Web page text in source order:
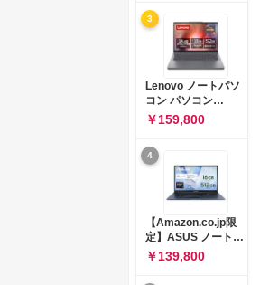
型/Core
i5/16GB/SSD
512GB/ホワイト)
FMVWK3E15W_AZ
3
Lenovo ノートパソ
コン パソコン
IdeaPad Slim 3 14.0
インチ AMD
Ryzen™ 5 8640HS
メモリ16GB
SSD512GB
Microsoft 365 試用
版 Windows11 バッ
テリー駆動12.6時間
重量1.39kg ルナグレ
ー 83K9003JJP ノー
トPC
￥159,800
4
【Amazon.co.jp限
定】ASUS ノートパ
ソコン Vivobook 15
M1502NAQ 15.6イ
ンチ AMD Ryzen 7
￥139,800